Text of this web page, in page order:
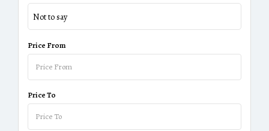
Not to say
Price From
Price To